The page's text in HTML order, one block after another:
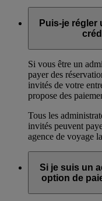
Puis-je régler
Si vous être un
payer des
invités de votre
propose des
Tous les
invités peuvent
agence de voyage
Si je suis un
option de